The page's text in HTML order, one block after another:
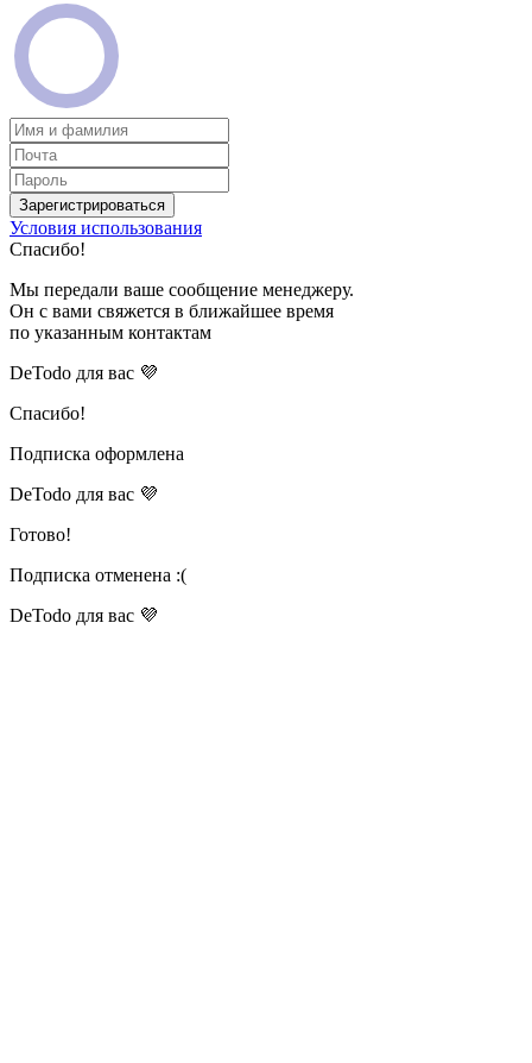
Зарегистрироваться
Условия использования
Спасибо!
Мы передали ваше сообщение менеджеру.
Он с вами свяжется в ближайшее время
по указанным контактам
DeTodo для вас 💜
Спасибо!
Подписка оформлена
DeTodo для вас 💜
Готово!
Подписка отменена :(
DeTodo для вас 💜